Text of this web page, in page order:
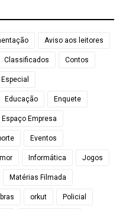
Aviso aos leitores
Classificados Contos
Educação Enquete
Espaço Empresa
Eventos
Informática Jogos
Matérias Filmada
orkut Policial